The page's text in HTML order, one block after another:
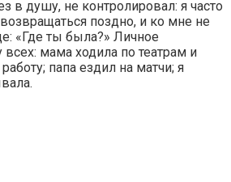
в душу, не контролировал: я часто
поздно, и ко мне не
«Где ты была?» Личное
всех: мама ходила по театрам и
папа ездил на матчи; я